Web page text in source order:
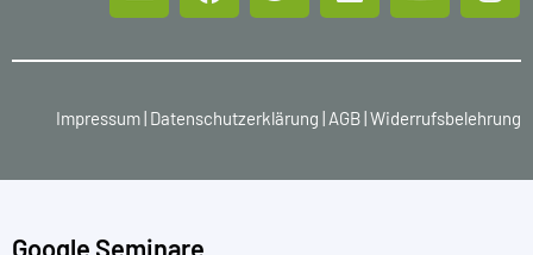
Impressum| Datenschutzerklärung | AGB|Widerrufsbelehrung
Google Seminare